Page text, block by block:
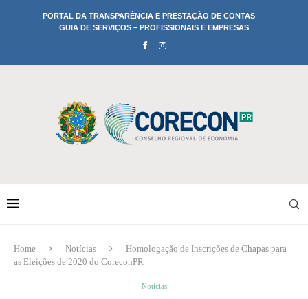
PORTAL DA TRANSPARÊNCIA E PRESTAÇÃO DE CONTAS
GUIA DE SERVIÇOS – PROFISSIONAIS E EMPRESAS
Home Notícias
Homologação de Inscrições de Chapas para
as Eleições de 2020 do CoreconPR
Notícias